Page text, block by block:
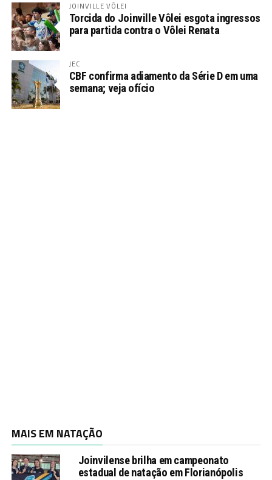
JOINVILLE VÔLEI
Torcida do Joinville Vôlei esgota ingressos
para partida contra o Vôlei Renata
JEC
CBF confirma adiamento da Série D em uma
semana; veja ofício
MAIS EM NATAÇÃO
Joinvilense brilha em campeonato
estadual de natação em Florianópolis